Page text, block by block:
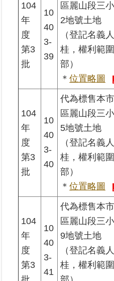
104
年
度
第3
批
10
40
3-
39
區麗山段三
2地號土地
（登記名義
桂，權利範
部）
＊ 位置略圖
104
年
度
第3
批
10
40
3-
40
代為標售本
區麗山段三
5地號土地
（登記名義
桂，權利範
部）
＊ 位置略圖
104
年
度
第3
10
40
3-
41
代為標售本
區麗山段三
9地號土地
（登記名義
桂，權利範